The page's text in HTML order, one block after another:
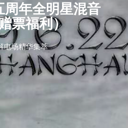
年全明星混音
票福利）
电场精华集萃